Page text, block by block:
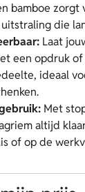
bamboe zorgt
die
Laat
een opdruk
ideaal
Met
altijd
of op de